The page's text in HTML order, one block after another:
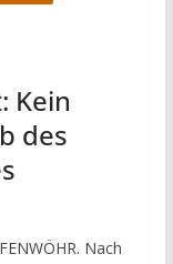
Kein
des
Nach